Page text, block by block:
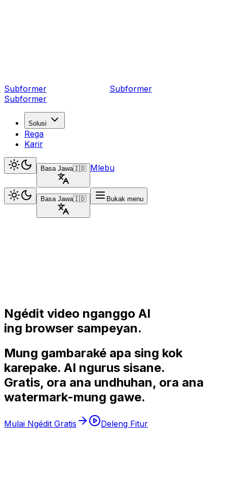
Subformer Subformer
Subformer
Solusi
Rega
Karir
Basa Jawa🇮🇩 Mlebu
Basa Jawa🇮🇩 Bukak menu
Ngédit video nganggo AI
ing browser sampeyan.
Mung gambaraké apa sing kok
karepake. AI ngurus sisane.
Gratis, ora ana undhuhan, ora ana
watermark-mung gawe.
Mulai Ngédit Gratis Deleng Fitur